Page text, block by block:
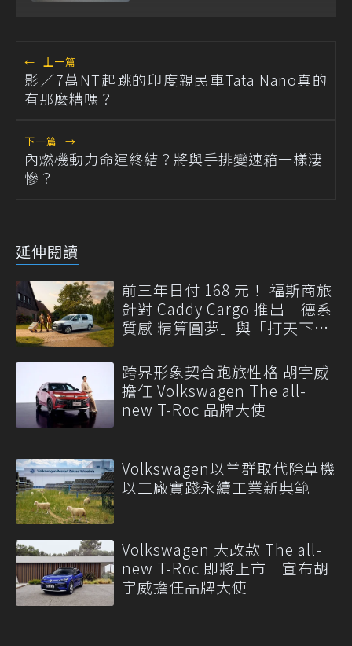
← 上一篇
影／7萬NT起跳的印度親民車Tata Nano真的
有那麼糟嗎？
下一篇 →
內燃機動力命運終結？將與手排變速箱一樣淒
慘？
延伸閱讀
前三年日付 168 元！ 福斯商旅
針對 Caddy Cargo 推出「德系
質感 精算圓夢」與「打天下」
跨界形象契合跑旅性格 胡宇威
擔任 Volkswagen The all-
new T-Roc 品牌大使
Volkswagen以羊群取代除草機
以工廠實踐永續工業新典範
Volkswagen 大改款 The all-
new T-Roc 即將上市 宣布胡
宇威擔任品牌大使